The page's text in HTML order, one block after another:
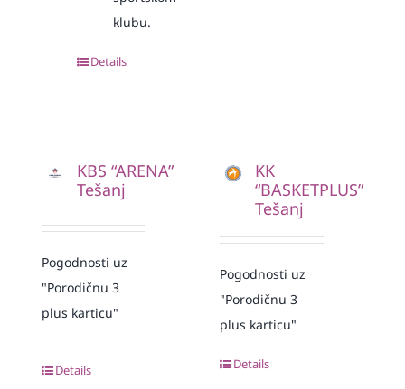
klubu.
Details
KBS “ARENA”
Tešanj
Pogodnosti uz
"Porodičnu 3
plus karticu"
Details
KK
“BASKETPLUS”
Tešanj
Pogodnosti uz
"Porodičnu 3
plus karticu"
Details